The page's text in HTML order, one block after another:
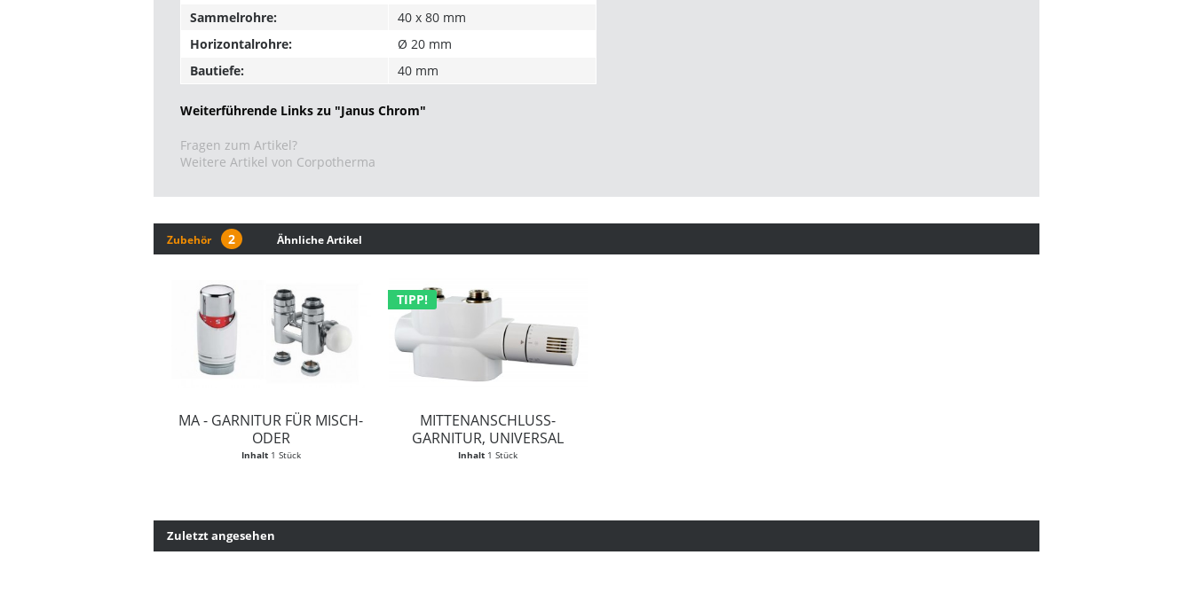
Sammelrohre:
40 x 80 mm
Horizontalrohre:
Ø 20 mm
Bautiefe:
40 mm
Weiterführende Links zu "Janus Chrom"
Fragen zum Artikel?
Weitere Artikel von Corpotherma
Zubehör 2 Ähnliche Artikel
MA - GARNITUR FÜR MISCH-
ODER
WARMWASSERBETRIEB...
Inhalt 1 Stück
TIPP!
MITTENANSCHLUSS-
GARNITUR, UNIVERSAL
Inhalt 1 Stück
Zuletzt angesehen